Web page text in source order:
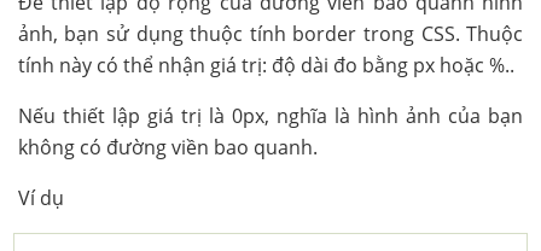
ảnh, bạn sử dụng thuộc tính border trong CSS. Thuộc
tính này có thể nhận giá trị: độ dài đo bằng px hoặc %..
Nếu thiết lập giá trị là 0px, nghĩa là hình ảnh của bạn
không có đường viền bao quanh.
Ví dụ